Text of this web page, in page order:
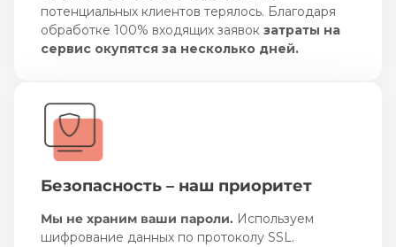
потенциальных клиентов терялось. Благодаря
обработке 100% входящих заявок затраты на
сервис окупятся за несколько дней.
Безопасность – наш приоритет
Мы не храним ваши пароли. Используем
шифрование данных по протоколу SSL.